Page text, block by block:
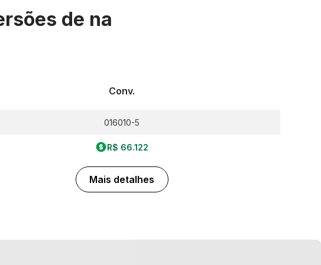
de na
Conv.
016010-5
R$ 66.122
Mais detalhes